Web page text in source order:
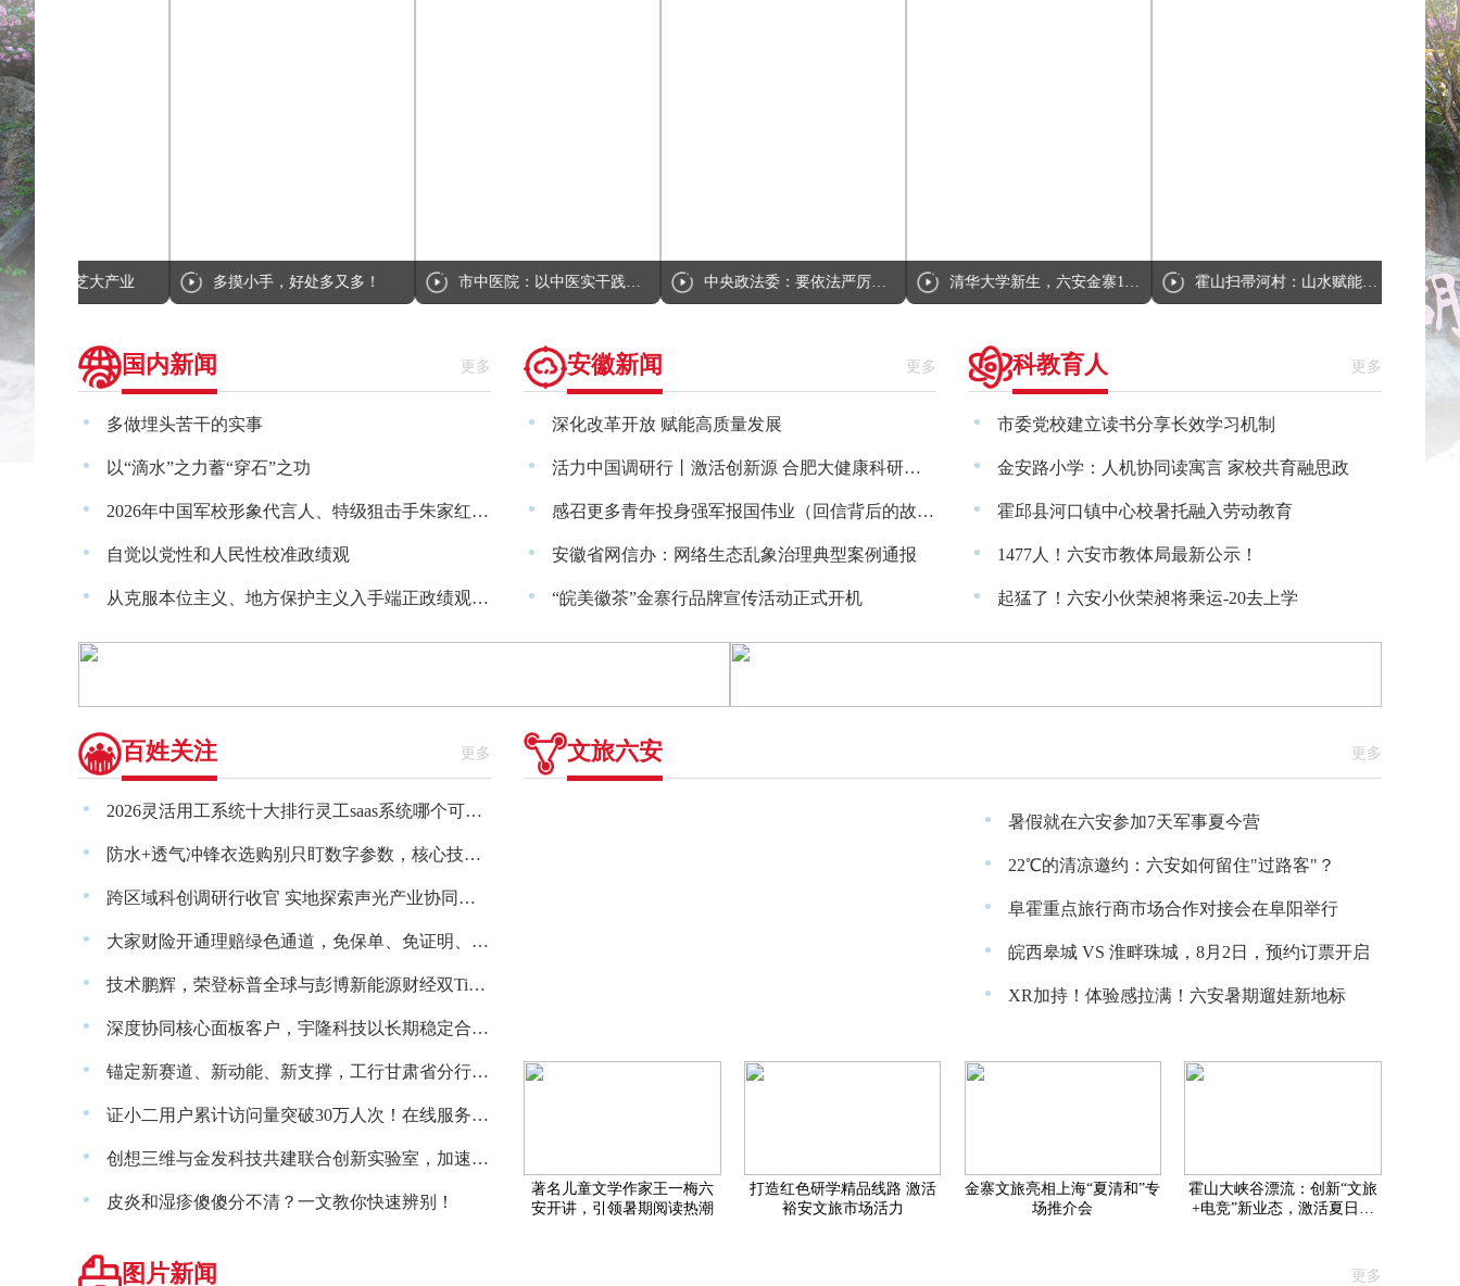
六安银瑞科技：奔跑在高性能动力电池赛道上 垃圾分类，绿色生活。“老邻居”引领社区绿色新风尚！ 六安金寨：小灵芝大产业 多摸小手，好处多又多！ 市中医院：以中医实干践行为民健康初心 中央政法委：要依法严厉打击“村霸”“乡霸”“
国内新闻 更多
· 多做埋头苦干的实事
· 以“滴水”之力蓄“穿石”之功
· 2026年中国军校形象代言人、特级狙击手朱家红的“进阶之战”
· 自觉以党性和人民性校准政绩观
· 从克服本位主义、地方保护主义入手端正政绩观（思想纵横）
安徽新闻 更多
· 深化改革开放 赋能高质量发展
· 活力中国调研行丨激活创新源 合肥大健康科研成果加速产业化
· 感召更多青年投身强军报国伟业（回信背后的故事·传承红色基因
· 安徽省网信办：网络生态乱象治理典型案例通报
· “皖美徽茶”金寨行品牌宣传活动正式开机
科教育人 更多
· 市委党校建立读书分享长效学习机制
· 金安路小学：人机协同读寓言 家校共育融思政
· 霍邱县河口镇中心校暑托融入劳动教育
· 1477人！六安市教体局最新公示！
· 起猛了！六安小伙荣昶将乘运-20去上学
百姓关注 更多
· 2026灵活用工系统十大排行灵工saas系统哪个可靠？
· 防水+透气冲锋衣选购别只盯数字参数，核心技术选对才真的好穿
· 跨区域科创调研行收官 实地探索声光产业协同发展新路径
· 大家财险开通理赔绿色通道，免保单、免证明、预付赔款，硬核提速复工复产
· 技术鹏辉，荣登标普全球与彭博新能源财经双Tier 1权威榜单，全球化布局加速价值兑现
· 深度协同核心面板客户，宇隆科技以长期稳定合作夯实产业地位
· 锚定新赛道、新动能、新支撑，工行甘肃省分行金融赋能陇原迎新变
· 证小二用户累计访问量突破30万人次！在线服务再攀新高
· 创想三维与金发科技共建联合创新实验室，加速设备材料协同创新
· 皮炎和湿疹傻傻分不清？一文教你快速辨别！
文旅六安 更多
· 暑假就在六安参加7天军事夏今营
· 22℃的清凉邀约：六安如何留住"过路客"？
· 阜霍重点旅行商市场合作对接会在阜阳举行
· 皖西皋城 VS 淮畔珠城，8月2日，预约订票开启
· XR加持！体验感拉满！六安暑期遛娃新地标
著名儿童文学作家王一梅六
安开讲，引领暑期阅读热潮
打造红色研学精品线路 激活
裕安文旅市场活力
金寨文旅亮相上海“夏清和”专
场推介会
霍山大峡谷漂流：创新“文旅
+电竞”新业态，激活夏日消
图片新闻 更多